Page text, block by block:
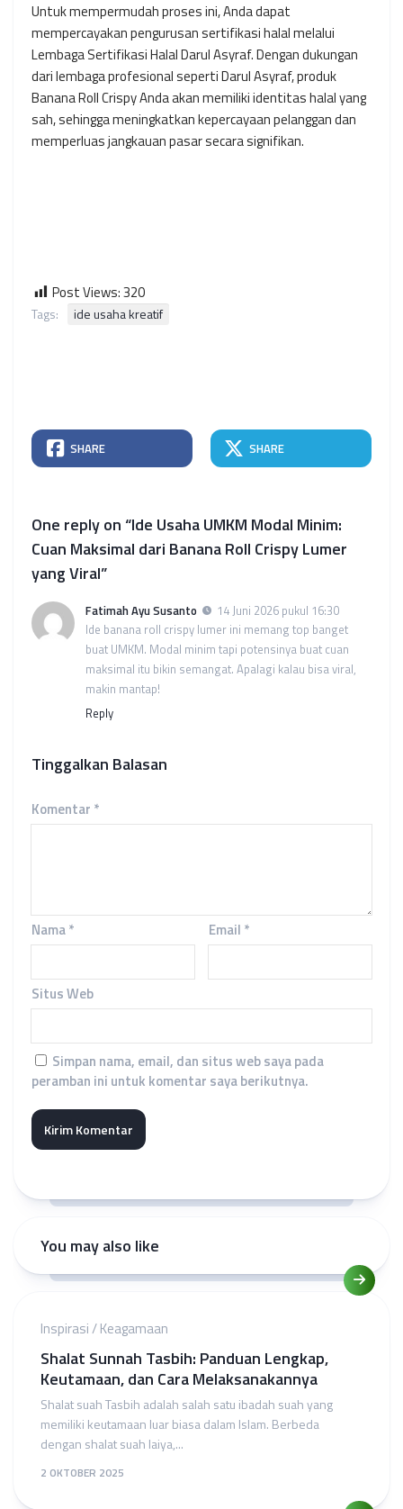
Untuk mempermudah proses ini, Anda dapat
mempercayakan pengurusan sertifikasi halal melalui
Lembaga Sertifikasi Halal Darul Asyraf. Dengan dukungan
dari lembaga profesional seperti Darul Asyraf, produk
Banana Roll Crispy Anda akan memiliki identitas halal yang
sah, sehingga meningkatkan kepercayaan pelanggan dan
memperluas jangkauan pasar secara signifikan.
Post Views:320
Tags: ide usaha kreatif
SHARE SHARE
One reply on “Ide Usaha UMKM Modal Minim:
Cuan Maksimal dari Banana Roll Crispy Lumer
yang Viral”
Fatimah Ayu Susanto
14 Juni 2026 pukul 16:30
Ide banana roll crispy lumer ini memang top banget
buat UMKM. Modal minim tapi potensinya buat cuan
maksimal itu bikin semangat. Apalagi kalau bisa viral,
makin mantap!
Reply
Tinggalkan Balasan
Komentar *
Nama* Email *
Situs Web
Simpan nama, email, dan situs web saya pada
peramban ini untuk komentar saya berikutnya.
You may also like
Inspirasi/Keagamaan
Shalat Sunnah Tasbih: Panduan Lengkap,
Keutamaan, dan Cara Melaksanakannya
Shalat suah Tasbih adalah salah satu ibadah suah yang
memiliki keutamaan luar biasa dalam Islam. Berbeda
dengan shalat suah laiya,...
2 OKTOBER 2025